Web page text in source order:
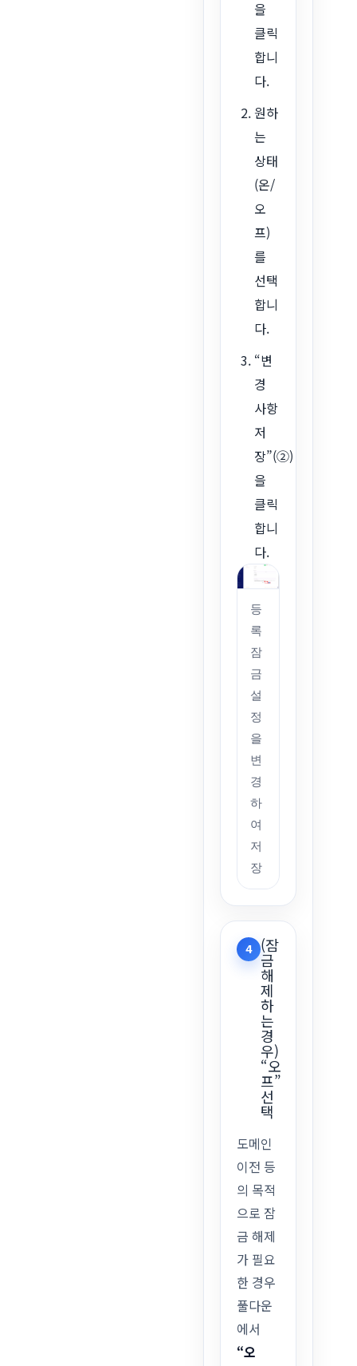
을
클릭
합니
다.
원하
는
상태
(온/
오
프)
를
선택
합니
다.
“변
경
사항
저
장”(②)
을
클릭
합니
다.
등
록
잠
금
설
정
을
변
경
하
여
저
장
4 (잠
금
해
제
하
는
경
우)
“오
프”
선
택
도메인
이전 등
의 목적
으로 잠
금 해제
가 필요
한 경우
풀다운
에서
“오